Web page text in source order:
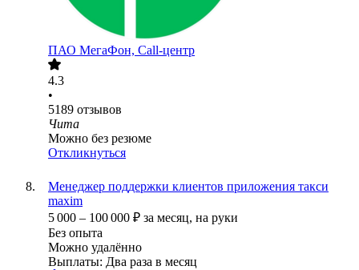
ПАО МегаФон, Call-центр
4.3
•
5189 отзывов
Чита
Можно без резюме
Откликнуться
Менеджер поддержки клиентов приложения такси
maxim
5 000 – 100 000 ₽ за месяц, на руки
Без опыта
Можно удалённо
Выплаты: Два раза в месяц